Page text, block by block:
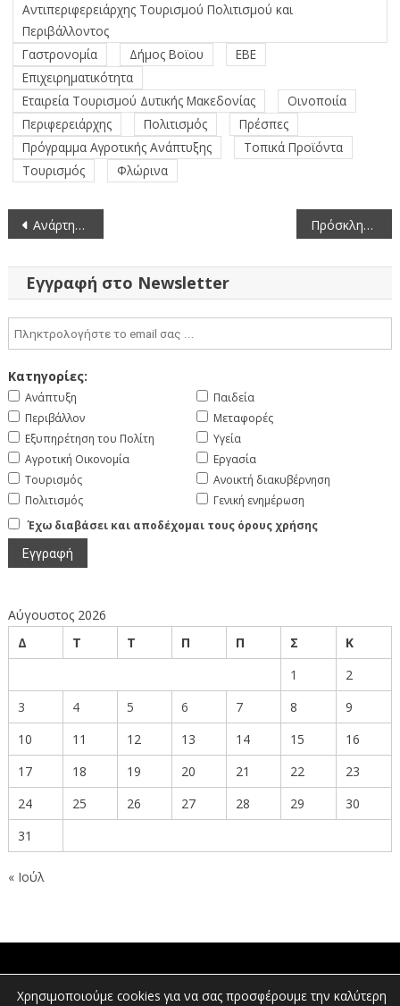
Αντιπεριφερειάρχης Τουρισμού Πολιτισμού και
Περιβάλλοντος
Γαστρονομία
Δήμος Βοϊου
ΕΒΕ
Επιχειρηματικότητα
Εταιρεία Τουρισμού Δυτικής Μακεδονίας
Οινοποιία
Περιφερειάρχης
Πολιτισμός
Πρέσπες
Πρόγραμμα Αγροτικής Ανάπτυξης
Τοπικά Προϊόντα
Τουρισμός
Φλώρινα
Πλοήγηση
άρθρων
Ανάρτηση παράτασης του χρόνου εκδήλωσης ενδιαφέροντος για τον ορισμό μελών που θα συγκροτήσουν την Ομάδα Εμπειρογνωμόνων Φραγμάτων (ΟΕΦ) Πρόσκληση Εκδήλωσης Ενδιαφέροντος για την επιλογή μελών της Επιτροπής Ελέγχου της Ανεξάρτητης Αρχής Δημοσίων Εσόδων (ΑΑΔΕ) (19-6-2024)
Εγγραφή στο Newsletter
Κατηγορίες:
Ανάπτυξη
Περιβάλλον
Εξυπηρέτηση του Πολίτη
Αγροτική Οικονομία
Τουρισμός
Πολιτισμός
Παιδεία
Μεταφορές
Υγεία
Εργασία
Ανοικτή διακυβέρνηση
Γενική ενημέρωση
Έχω διαβάσει και αποδέχομαι τους όρους χρήσης
Αύγουστος 2026
Δ
Τ Τ Π Π Σ
Κ
1
2
3
4 5 6 7 8
9
10
11 12 13 14 15
16
17
18 19 20 21 22
23
24
25 26 27 28 29
30
31
« Ιούλ
ΠΟΛΙΤΕΣ
Χρησιμοποιούμε cookies για να σας προσφέρουμε την καλύτερη